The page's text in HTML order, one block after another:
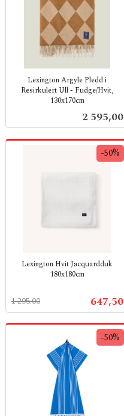
Lexington Argyle Pledd i
Resirkulert Ull - Fudge/Hvit,
130x170cm
Pris
2 595,00
Lexington Hvit Jacquardduk
180x180cm
Tilbud
647,50
1 295,00
-50%
-50%